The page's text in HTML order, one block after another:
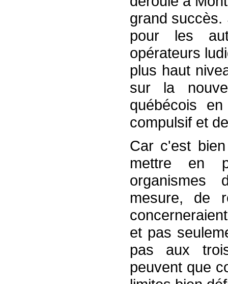
grand succès.
pour les
opérateurs
plus haut
sur la
québécois
compulsif et
Car c'est
mettre en
organismes
mesure, de
et pas
pas aux
peuvent que